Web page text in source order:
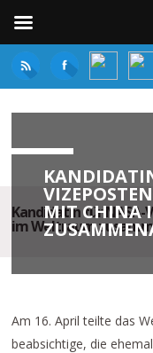
Kandidatin für NASA-
im Weltraum
MIT CHINA
Am 16. April teilte das
beabsichtige, die